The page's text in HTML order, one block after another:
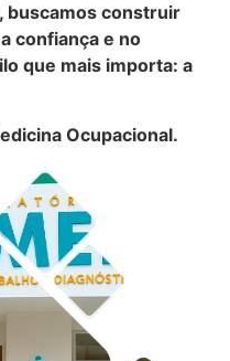
buscamos construir
confiança e no
que mais importa: a
Ocupacional.